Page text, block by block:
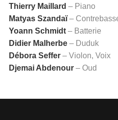
Thierry Maillard – Piano
Matyas Szandaï–
Yoann Schmidt– Batterie
Didier Malherbe– Duduk
Débora Seffer– Violon, Voix
Djemai Abdenour– Oud